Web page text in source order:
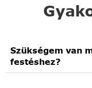
Szükségem van
festéshez?